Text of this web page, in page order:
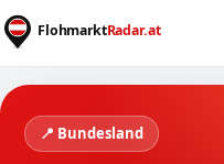
📍 Bundesland